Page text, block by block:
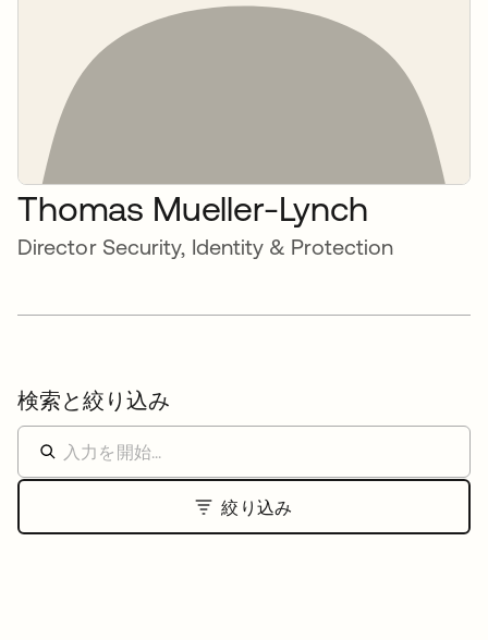
Thomas Mueller-Lynch
Director Security, Identity & Protection
検索と絞り込み
絞り込み